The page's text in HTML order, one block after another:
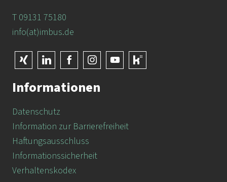
T 09131 75180
info(at)imbus.de
Informationen
Datenschutz
Information zur Barrierefreiheit
Haftungsausschluss
Informationssicherheit
Verhaltenskodex